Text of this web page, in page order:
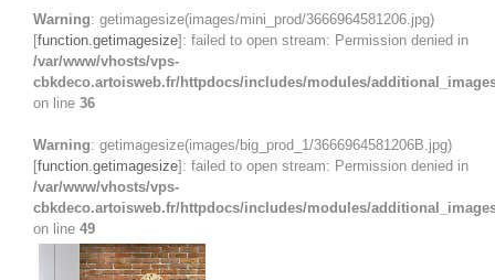
Warning: getimagesize(images/mini_prod/3666964581206.jpg)
[function.getimagesize]: failed to open stream: Permission denied in
/var/www/vhosts/vps-
cbkdeco.artoisweb.fr/httpdocs/includes/modules/
on line36
Warning: getimagesize(images/big_prod_1/3666964581206B.jpg)
[function.getimagesize]: failed to open stream: Permission denied in
/var/www/vhosts/vps-
cbkdeco.artoisweb.fr/httpdocs/includes/modules/
on line49